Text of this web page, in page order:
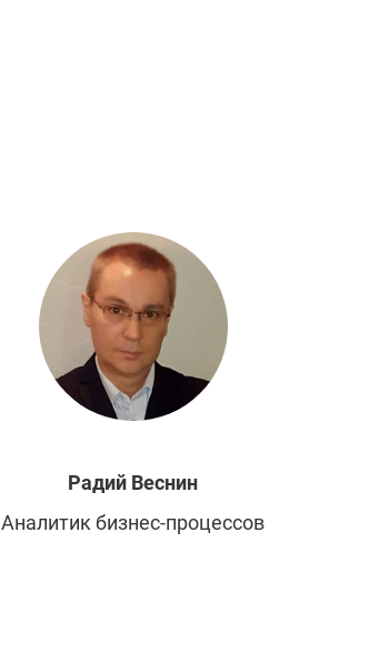
Радий Веснин
Аналитик бизнес-процессов